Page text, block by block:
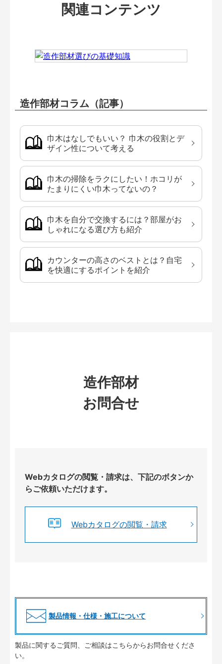
関連コンテンツ
造作部材コラム（記事）
巾木はなしでもいい？ 巾木の役割とデ
ザイン性について考える
巾木の掃除をラクにしたい！ホコリが
たまりにくい巾木ってないの？
巾木を自分で交換するには？部屋がお
しゃれになる選び方も紹介
カウンターの高さのベストとは？自宅
を快適にするポイントを紹介
造作部材
お問合せ
Webカタログの閲覧・請求は、下記のボタンか
らご依頼いただけます。
Webカタログの閲覧・請求
製品情報・仕様・施工について
製品に関するご質問、ご相談はこちらからお問合せくださ
い。